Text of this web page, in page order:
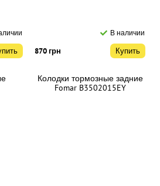
В наличии
870 грн Купить
Колодки тормозные задние
Fomar B3502015EY